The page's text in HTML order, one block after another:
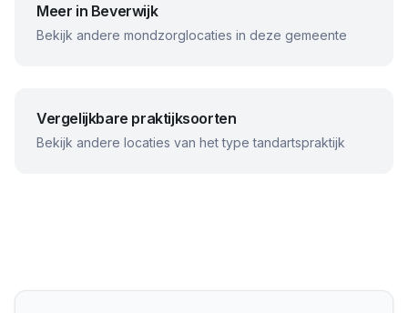
Meer in Beverwijk
Bekijk andere mondzorglocaties in deze gemeente
Vergelijkbare praktijksoorten
Bekijk andere locaties van het type tandartspraktijk